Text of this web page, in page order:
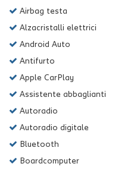
Airbag testa
Alzacristalli elettrici
Android Auto
Antifurto
Apple CarPlay
Assistente abbaglianti
Autoradio
Autoradio digitale
Bluetooth
Boardcomputer